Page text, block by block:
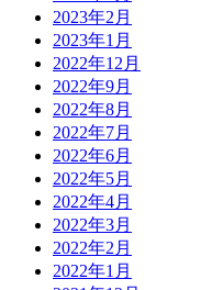
2023年2月
2023年1月
2022年12月
2022年9月
2022年8月
2022年7月
2022年6月
2022年5月
2022年4月
2022年3月
2022年2月
2022年1月